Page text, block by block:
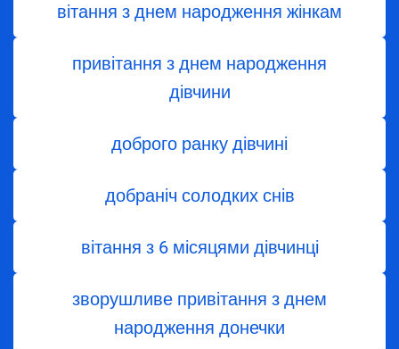
вітання з днем ​​народження жінкам
привітання з днем ​​народження
дівчини
доброго ранку дівчині
добраніч солодких снів
вітання з 6 місяцями дівчинці
зворушливе привітання з днем
народження донечки